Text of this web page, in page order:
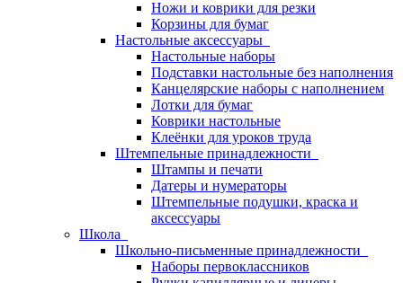
Ножи и коврики для резки
Корзины для бумаг
Настольные аксессуары
Настольные наборы
Подставки настольные без наполнения
Канцелярские наборы с наполнением
Лотки для бумаг
Коврики настольные
Клеёнки для уроков труда
Штемпельные принадлежности
Штампы и печати
Датеры и нумераторы
Штемпельные подушки, краска и
аксессуары
Школа
Школьно-письменные принадлежности
Наборы первоклассников